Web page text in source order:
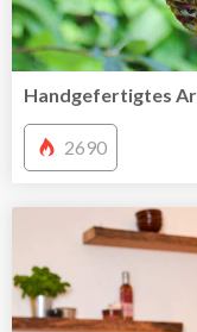
Handgefertigtes
2690